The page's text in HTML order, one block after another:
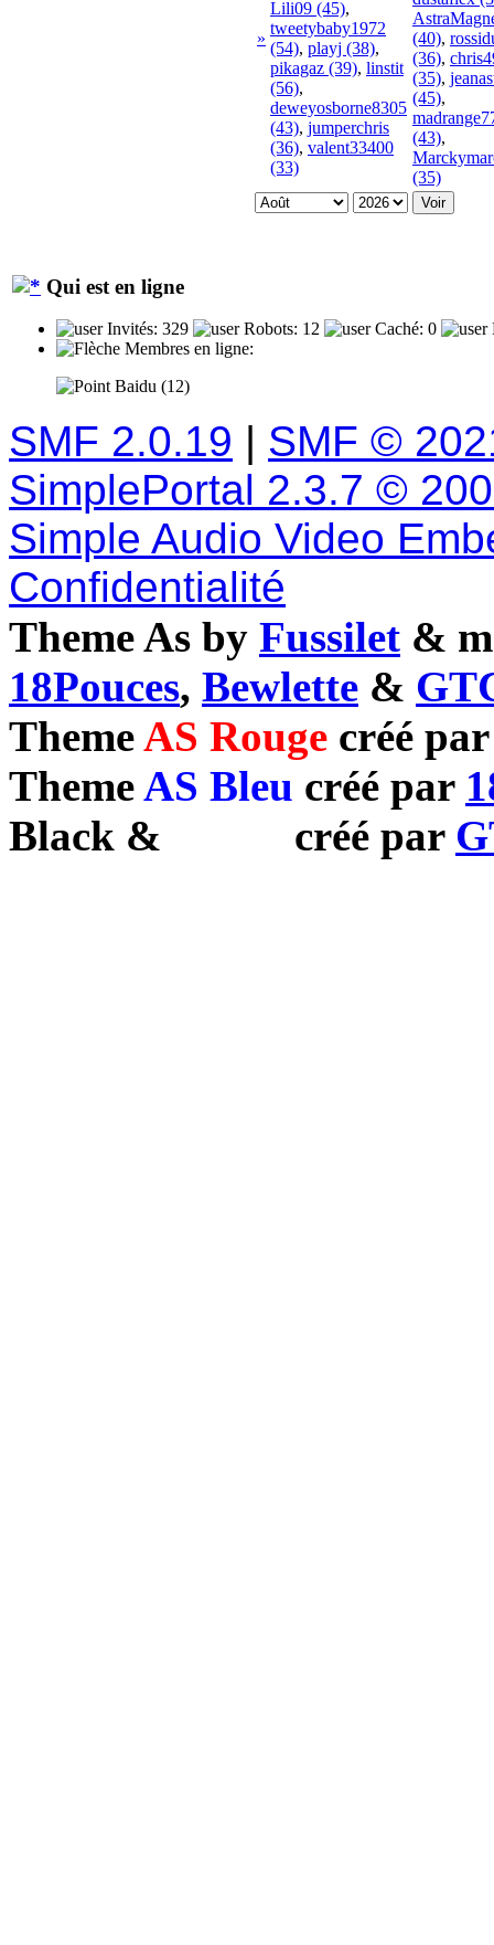
»
Lili09 (45),
tweetybaby1972
(54), playj (38),
pikagaz (39), linstit
(56),
deweyosborne8305
(43), jumperchris
(36), valent33400
(33)
(40),
(36),
(35),
(45),
(43),
(35)
Qui est en ligne
Invités: 329 Robots: 12 Caché: 0
Membres en ligne:
Baidu (12)
SMF 2.0.19 | SMF ©
SimplePortal 2.3.7 ©
Simple Audio Video
Confidentialité
Theme As by Fussilet &
18Pouces, Bewlette &
ThemeAS Rouge créé
ThemeAS Bleu créé par
Black & créé par